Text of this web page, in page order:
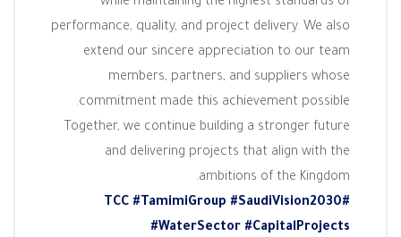
performance, quality, and project delivery. We also
extend our sincere appreciation to our team
members, partners, and suppliers whose
commitment made this achievement possible.
Together, we continue building a stronger future
and delivering projects that align with the
ambitions of the Kingdom.
#TCC
#TamimiGroup #SaudiVision2030
#WaterSector #CapitalProjects